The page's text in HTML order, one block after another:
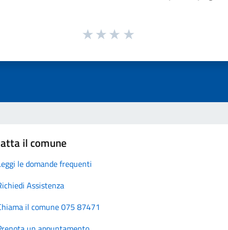
il comune
le domande frequenti
Assistenza
il comune 075 87471